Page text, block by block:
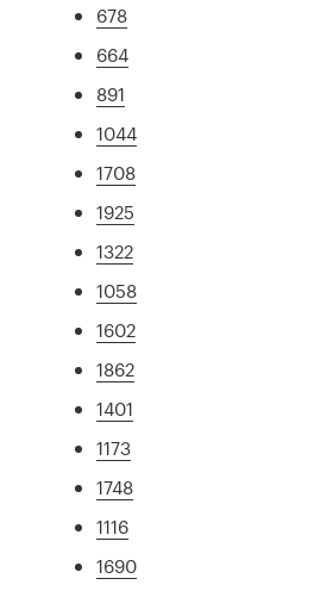
678
664
891
1044
1708
1925
1322
1058
1602
1862
1401
1173
1748
1116
1690